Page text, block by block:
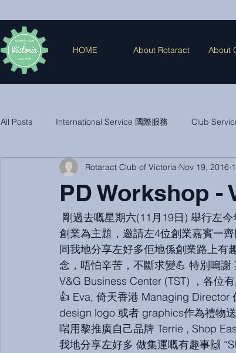
HOME About Rotaract About
All Posts International Service 國際服務 Club
District Events & Other 地區活動及其他
PD Workshop -
Rotaract Club of Victoria Nov 19, 2016
創業為主題，邀請左4位創業嘉賓一
同我地分享左好多佢地係創業路上有
念，唔怕辛苦，不斷求變💪 特別嗚
V&G Business Center (TST) ，各位
👍 Eva, 倚天香港 Managing Director
design logo 或者 graphics作為禮物
啱用黎推廣自己品牌 Terrie , Shop
我地分享左好多 做集運嘅有趣事🙌